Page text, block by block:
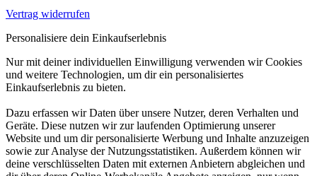
Vertrag widerrufen
Personalisiere dein Einkaufserlebnis
Nur mit deiner individuellen Einwilligung verwenden wir Cookies
und weitere Technologien, um dir ein personalisiertes
Einkaufserlebnis zu bieten.
Dazu erfassen wir Daten über unsere Nutzer, deren Verhalten und
Geräte. Diese nutzen wir zur laufenden Optimierung unserer
Website und um dir personalisierte Werbung und Inhalte anzuzeigen
sowie zur Analyse der Nutzungsstatistiken. Außerdem können wir
deine verschlüsselten Daten mit externen Anbietern abgleichen und